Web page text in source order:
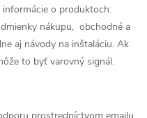
informácie o produktoch:
nákupu, obchodné a
aj návody na inštaláciu. Ak
to byť varovný signál.